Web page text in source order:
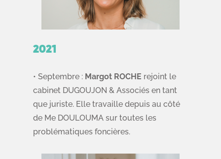
2021
• Septembre : Margot ROCHE rejoint le
cabinet DUGOUJON & Associés en tant
que juriste. Elle travaille depuis au côté
de Me DOULOUMA sur toutes les
problématiques foncières.